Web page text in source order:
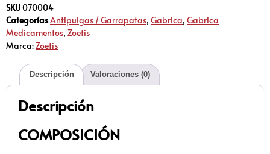
SKU070004
CategoríasAntipulgas / Garrapatas, Gabrica, Gabrica
Medicamentos, Zoetis
Marca:Zoetis
Descripción Valoraciones (0)
Descripción
COMPOSICIÓN